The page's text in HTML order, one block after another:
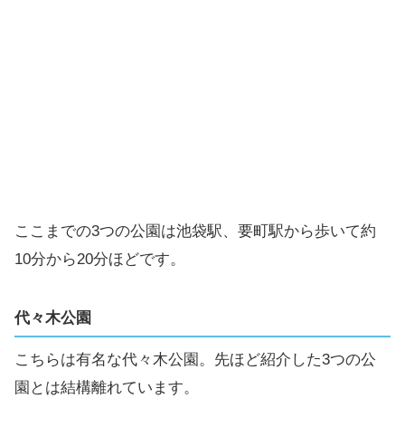
ここまでの3つの公園は池袋駅、要町駅から歩いて約
10分から20分ほどです。
代々木公園
こちらは有名な代々木公園。先ほど紹介した3つの公
園とは結構離れています。